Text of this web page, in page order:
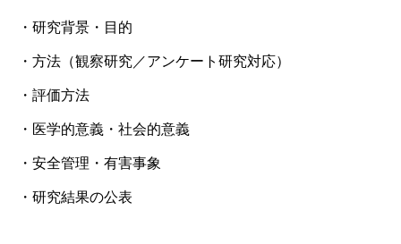
・研究背景・目的
・方法（観察研究／アンケート研究対応）
・評価方法
・医学的意義・社会的意義
・安全管理・有害事象
・研究結果の公表